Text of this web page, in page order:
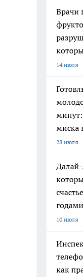
Врачи
14 июля
минут:
миска
28 июля
годами
10 июля
как